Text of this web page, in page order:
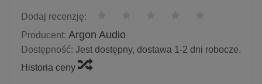
Dodaj recenzję:
Producent: Argon Audio
Dostępność: Jest dostępny, dostawa 1-2 dni robocze.
Historia ceny